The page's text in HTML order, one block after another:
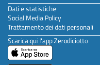
Dati e statistiche
Social Media Policy
Trattamento dei dati personali
Scarica qui l'app Zerodiciotto